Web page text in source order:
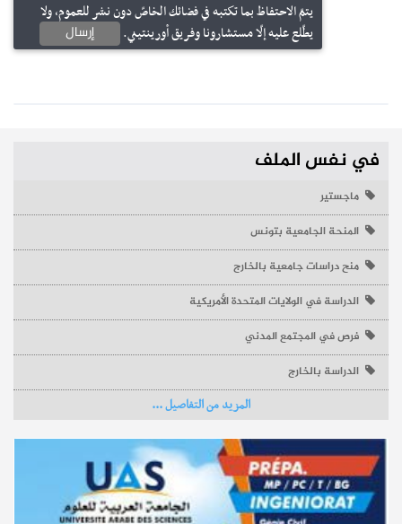
يتمّ الاحتفاظ بما تكتبه في فضائك الخاصّ دون نشر للعموم، ولا
يطّلع عليه إلّا مستشارونا وفريق أورينتيني.
إرسال
في نفس الملف
ماجستير
المنحة الجامعية بتونس
منح دراسات جامعية بالخارج
الدراسة في الولايات المتحدة الأمريكية
فرص في المجتمع المدني
الدراسة بالخارج
المزيد من التفاصيل ...